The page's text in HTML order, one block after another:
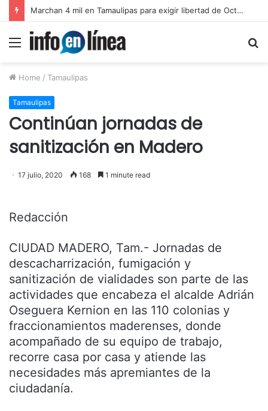
Catean predio en Victoria y aseguran autotanques por presunto huachicol
Menu
Home / Tamaulipas
Tamaulipas
Continúan jornadas de
sanitización en Madero
17 julio, 2020 168 1 minute read
Redacción
CIUDAD MADERO, Tam.- Jornadas de
descacharrización, fumigación y
sanitización de vialidades son parte de las
actividades que encabeza el alcalde Adrián
Oseguera Kernion en las 110 colonias y
fraccionamientos maderenses, donde
acompañado de su equipo de trabajo,
recorre casa por casa y atiende las
necesidades más apremiantes de la
ciudadanía.